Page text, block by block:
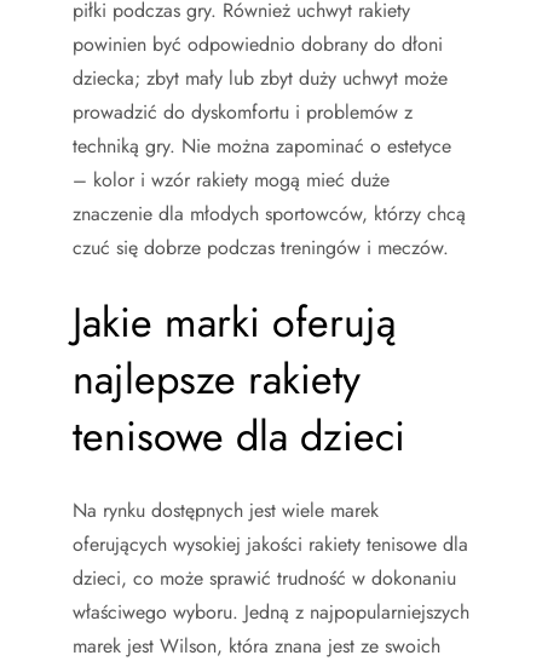
piłki podczas gry. Również uchwyt rakiety
powinien być odpowiednio dobrany do dłoni
dziecka; zbyt mały lub zbyt duży uchwyt może
prowadzić do dyskomfortu i problemów z
techniką gry. Nie można zapominać o estetyce
– kolor i wzór rakiety mogą mieć duże
znaczenie dla młodych sportowców, którzy chcą
czuć się dobrze podczas treningów i meczów.
Jakie marki oferują
najlepsze rakiety
tenisowe dla dzieci
Na rynku dostępnych jest wiele marek
oferujących wysokiej jakości rakiety tenisowe dla
dzieci, co może sprawić trudność w dokonaniu
właściwego wyboru. Jedną z najpopularniejszych
marek jest Wilson, która znana jest ze swoich